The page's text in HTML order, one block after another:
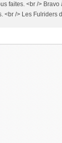
faites. <br />
<br /> Les Fulriders